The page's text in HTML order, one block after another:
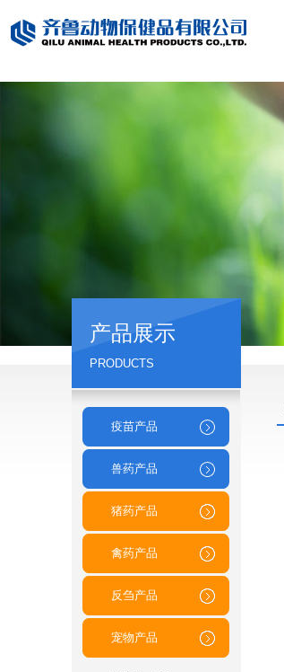
产品展示
PRODUCTS
疫苗产品
兽药产品
猪药产品
禽药产品
反刍产品
宠物产品